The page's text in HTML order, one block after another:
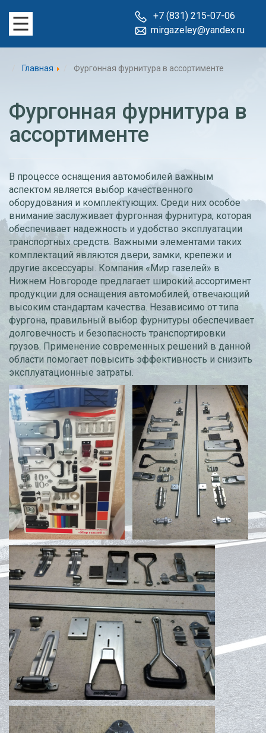
+7 (831) 215-07-06
mirgazeley@yandex.ru
ГЛАВНАЯ
ПРОДУКЦИЯ
ПОРТФОЛИО
Главная Фургонная фурнитура в ассортименте
Фургонная фурнитура в
ассортименте
В процессе оснащения автомобилей важным
аспектом является выбор качественного
оборудования и комплектующих. Среди них особое
внимание заслуживает фургонная фурнитура, которая
обеспечивает надежность и удобство эксплуатации
транспортных средств. Важными элементами таких
комплектаций являются двери, замки, крепежи и
другие аксессуары. Компания «Мир газелей» в
Нижнем Новгороде предлагает широкий ассортимент
продукции для оснащения автомобилей, отвечающий
высоким стандартам качества. Независимо от типа
фургона, правильный выбор фурнитуры обеспечивает
долговечность и безопасность транспортировки
грузов. Применение современных решений в данной
области помогает повысить эффективность и снизить
эксплуатационные затраты.